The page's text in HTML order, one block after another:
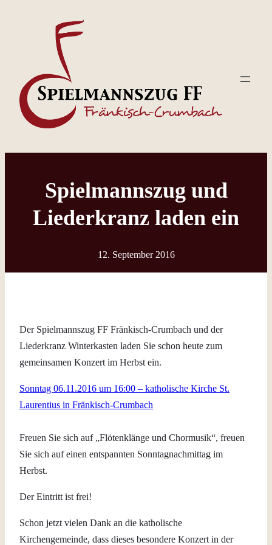
Spielmannszug und
Liederkranz laden ein
12. September 2016
Der Spielmannszug FF Fränkisch-Crumbach und der
Liederkranz Winterkasten laden Sie schon heute zum
gemeinsamen Konzert im Herbst ein.
Sonntag 06.11.2016 um 16:00 – katholische Kirche St.
Laurentius in Fränkisch-Crumbach
Freuen Sie sich auf „Flötenklänge und Chormusik“, freuen
Sie sich auf einen entspannten Sonntagnachmittag im
Herbst.
Der Eintritt ist frei!
Schon jetzt vielen Dank an die katholische
Kirchengemeinde, dass dieses besondere Konzert in der